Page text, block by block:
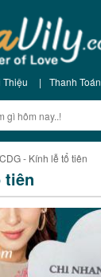
Thiệu | Thanh Toán
- Kính lễ tổ tiên
tiên